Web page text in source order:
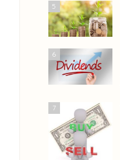
5
6
7